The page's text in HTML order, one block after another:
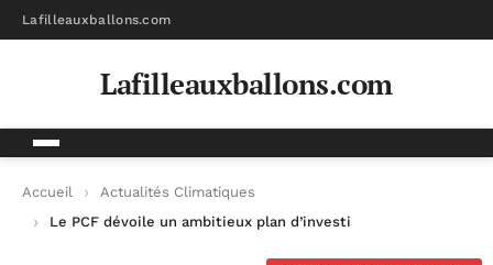
Lafilleauxballons.com
Lafilleauxballons.com
Accueil
Actualités Climatiques
Le PCF dévoile un ambitieux plan d’investissement de 500